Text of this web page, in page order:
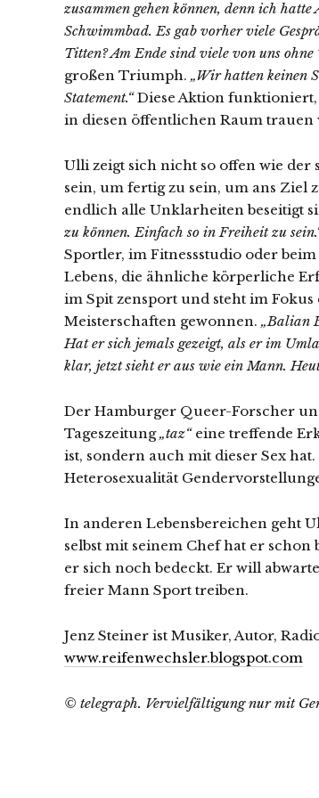
zusammen gehen können, denn ich
Schwimmbad. Es gab vorher viele
Titten? Am Ende sind viele von uns
großen Triumph. „Wir hatten keinen
Statement.“Diese Aktion funktioniert,
in diesen öffentlichen Raum trauen
Ulli zeigt sich nicht so offen wie der
sein, um fertig zu sein, um ans Ziel
endlich alle Unklarheiten beseitigt
zu können. Einfach so in Freiheit zu
Sportler, im Fitnessstudio oder
Lebens, die ähnliche körperliche
im Spit zensport und steht im
Meisterschaften gewonnen. „Balian
Hat er sich jemals gezeigt, als er im
klar, jetzt sieht er aus wie ein Mann.
Der Hamburger Queer-Forscher
Tageszeitung„taz“eine treffende
ist, sondern auch mit dieser Sex
Heterosexualität
In anderen Lebensbereichen geht
selbst mit seinem Chef hat er
er sich noch bedeckt. Er will
freier Mann Sport treiben.
Jenz Steiner ist Musiker, Autor,
www.reifenwechsler.blogspot.com
© telegraph. Vervielfältigung nur mit